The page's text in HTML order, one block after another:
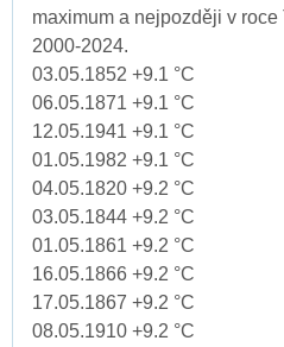
maximum a nejpozději v roce
2000-2024.
03.05.1852 +9.1 °C
06.05.1871 +9.1 °C
12.05.1941 +9.1 °C
01.05.1982 +9.1 °C
04.05.1820 +9.2 °C
03.05.1844 +9.2 °C
01.05.1861 +9.2 °C
16.05.1866 +9.2 °C
17.05.1867 +9.2 °C
08.05.1910 +9.2 °C